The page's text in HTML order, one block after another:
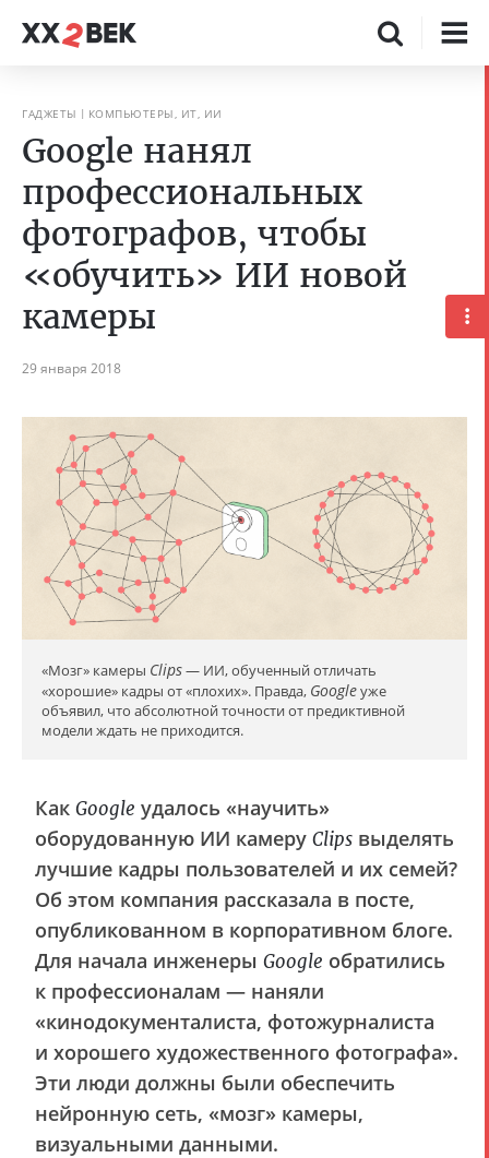
ГАДЖЕТЫ КОМПЬЮТЕРЫ, ИТ, ИИ
Google нанял
профессиональных
фотографов, чтобы
«обучить» ИИ новой
камеры
29 января 2018
«Мозг» камеры Clips— ИИ, обученный отличать
«хорошие» кадры от «плохих». Правда, Googleуже
объявил, что абсолютной точности от предиктивной
модели ждать не приходится.
Как Google удалось «научить»
оборудованную ИИ камеру Clips выделять
лучшие кадры пользователей и их семей?
Об этом компания рассказала в посте,
опубликованном в корпоративном блоге.
Для начала инженеры Google обратились
к профессионалам — наняли
«кинодокументалиста, фотожурналиста
и хорошего художественного фотографа».
Эти люди должны были обеспечить
нейронную сеть, «мозг» камеры,
визуальными данными.